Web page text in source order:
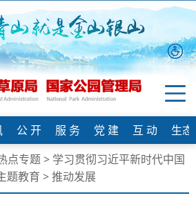
公 开 服 务 党 建 互 动
生
点专题> 学习贯彻习近平新时代中国
题教育 >推动发展